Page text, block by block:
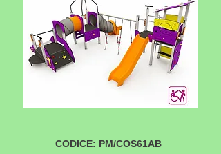
CODICE: PM/COS61AB